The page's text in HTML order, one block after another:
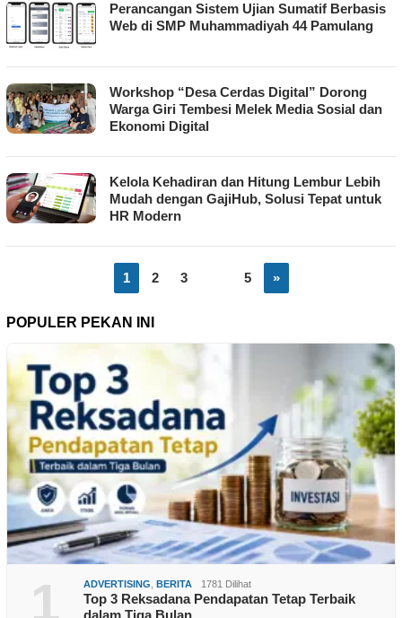
Perancangan Sistem Ujian Sumatif Berbasis
Web di SMP Muhammadiyah 44 Pamulang
Workshop “Desa Cerdas Digital” Dorong
Warga Giri Tembesi Melek Media Sosial dan
Ekonomi Digital
Kelola Kehadiran dan Hitung Lembur Lebih
Mudah dengan GajiHub, Solusi Tepat untuk
HR Modern
1 2 3 5 »
POPULER PEKAN INI
1 ADVERTISING BERITA 1781 Dilihat
Top 3 Reksadana Pendapatan Tetap Terbaik